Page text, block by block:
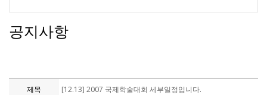
공지사항
제목 [12.13] 2007 국제학술대회 세부일정입니다.